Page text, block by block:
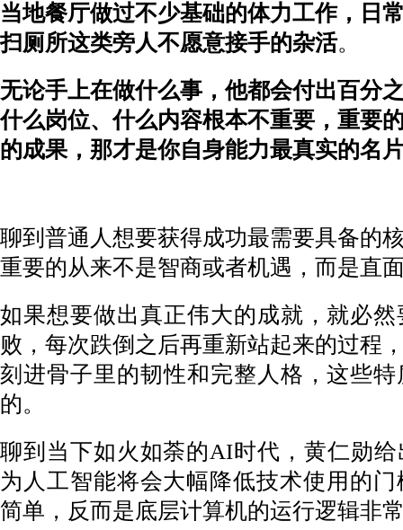
当地餐厅做过不少基础的体力工作，日
扫厕所这类旁人不愿意接手的杂活。
无论手上在做什么事，他都会付出百分
什么岗位、什么内容根本不重要，重要
的成果，那才是你自身能力最真实的名
聊到普通人想要获得成功最需要具备的
重要的从来不是智商或者机遇，而是直
如果想要做出真正伟大的成就，就必
败，每次跌倒之后再重新站起来的过程
刻进骨子里的韧性和完整人格，这些
的。
聊到当下如火如荼的AI时代，黄仁勋
为人工智能将会大幅降低技术使用的
简单，反而是底层计算机的运行逻辑非